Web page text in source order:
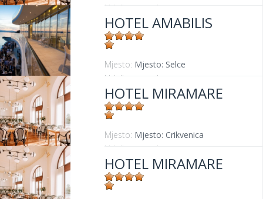
Udaljenost od mora:
HOTEL AMABILIS
Mjesto: Mjesto: Selce
Udaljenost od mora:
HOTEL MIRAMARE
Mjesto: Mjesto: Crikvenica
Udaljenost od mora:
HOTEL MIRAMARE